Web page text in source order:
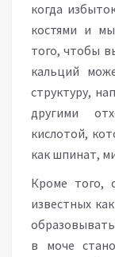
когда
костями и
того, чтобы
кальций
структуру,
другими
кислотой,
как шпинат,
Кроме того,
известных
в моче